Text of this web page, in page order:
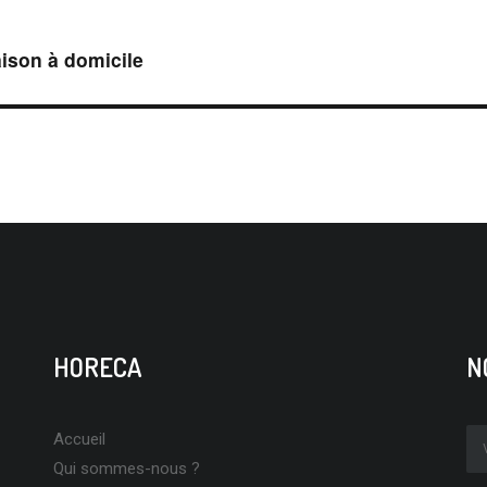
à domicile
HORECA
Accueil
Qui sommes-nous ?